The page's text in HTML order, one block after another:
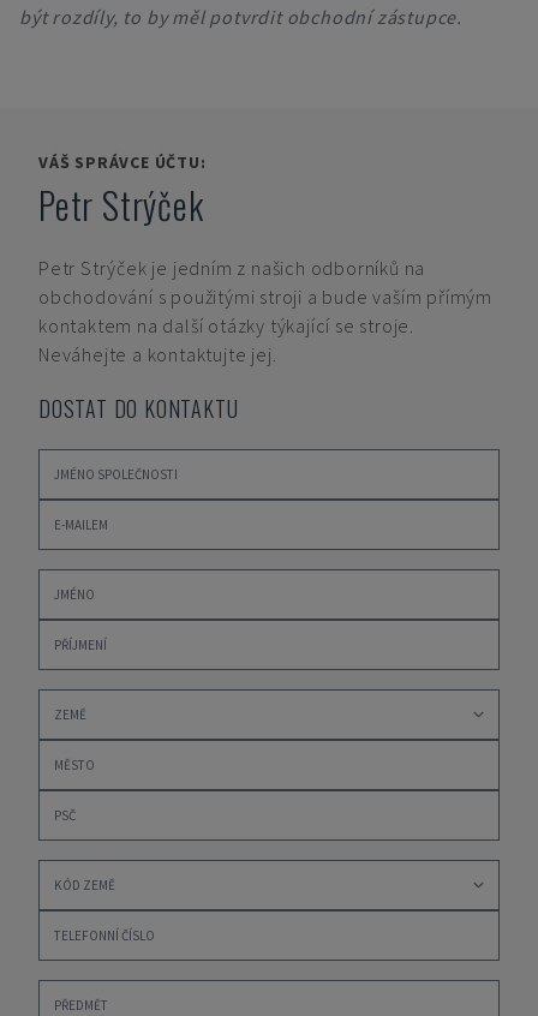
být rozdíly, to by měl potvrdit obchodní zástupce.
VÁŠ SPRÁVCE ÚČTU:
Petr Strýček
Petr Strýček je jedním z našich odborníků na
obchodování s použitými stroji a bude vaším přímým
kontaktem na další otázky týkající se stroje.
Neváhejte a kontaktujte jej.
DOSTAT DO KONTAKTU